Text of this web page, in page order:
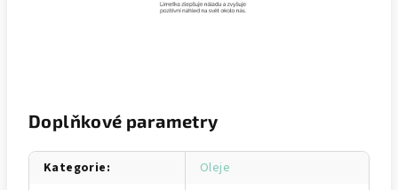
Doplňkové parametry
Kategorie:
Oleje